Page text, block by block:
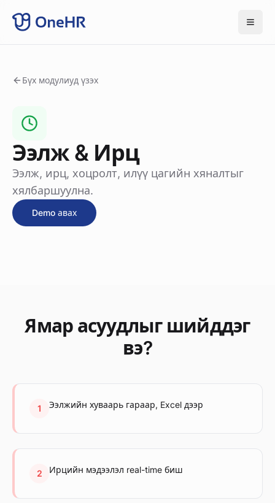
Бүх модулиуд үзэх
Ээлж & Ирц
Ээлж, ирц, хоцролт, илүү цагийн хяналтыг
хялбаршуулна.
Demo авах
Ямар асуудлыг шийддэг
вэ?
1 Ээлжийн хуваарь гараар, Excel дээр
2 Ирцийн мэдээлэл real-time биш